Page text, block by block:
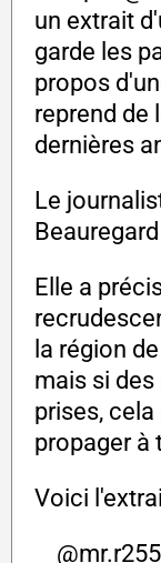
un extrait
garde les
propos
reprend de
dernières
Le
Elle a
la région
mais si
prises,
propager à
Voici